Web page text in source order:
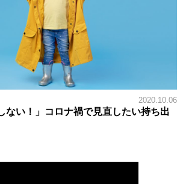
2020.10.06
ない！」コロナ禍で見直したい持ち出